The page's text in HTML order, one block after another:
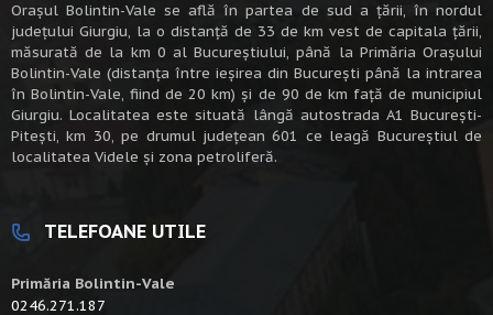
Oraşul Bolintin-Vale se află în partea de sud a ţării, în nordul
judeţului Giurgiu, la o distanţă de 33 de km vest de capitala țării,
măsurată de la km 0 al Bucureștiului, până la Primăria Orașului
Bolintin-Vale (distanța între ieșirea din București până la intrarea
în Bolintin-Vale, fiind de 20 km) şi de 90 de km faţă de municipiul
Giurgiu. Localitatea este situată lângă autostrada A1 Bucureşti-
Piteşti, km 30, pe drumul judeţean 601 ce leagă Bucureştiul de
localitatea Videle şi zona petroliferă.
TELEFOANE UTILE
Primăria Bolintin-Vale
0246.271.187